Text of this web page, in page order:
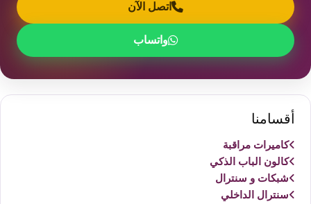
اتصل الآن
واتساب
أقسامنا
كاميرات مراقبة
كالون الباب الذكي
شبكات و سنترال
سنترال الداخلي